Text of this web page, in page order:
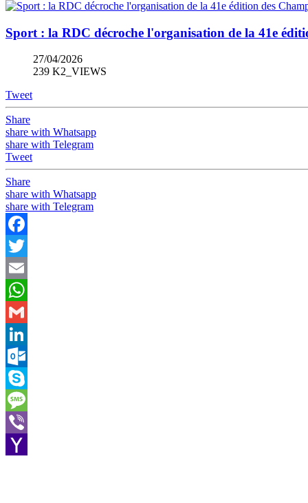
Sport : la RDC décroche l'organisation de la 41e
27/04/2026
239 K2_VIEWS
Tweet
Share
share with Whatsapp
share with Telegram
Tweet
Share
share with Whatsapp
share with Telegram
Facebook
Twitter
Email
WhatsApp
Gmail
LinkedIn
Outlook.com
Skype
Message
Viber